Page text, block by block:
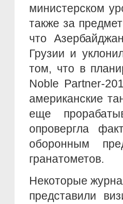
министерском
также за
что
Грузии и
том, что в
Noble Partner-
американские
еще
опровергла
оборонным
гранатометов.
Некоторые
представили